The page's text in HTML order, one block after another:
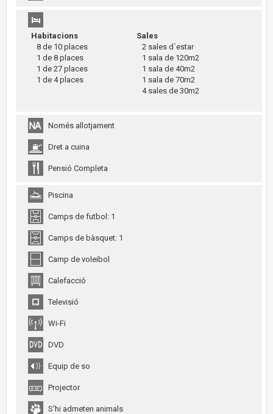
Habitacions
8 de 10 places
1 de 8 places
1 de 27 places
1 de 4 places
Sales
2 sales d´estar
1 sala de 120m2
1 sala de 40m2
1 sala de 70m2
4 sales de 30m2
Només allotjament
Dret a cuina
Pensió Completa
Piscina
Camps de futbol: 1
Camps de bàsquet: 1
Camp de voleibol
Calefacció
Televisió
Wi-Fi
DVD
Equip de so
Projector
S'hi admeten animals